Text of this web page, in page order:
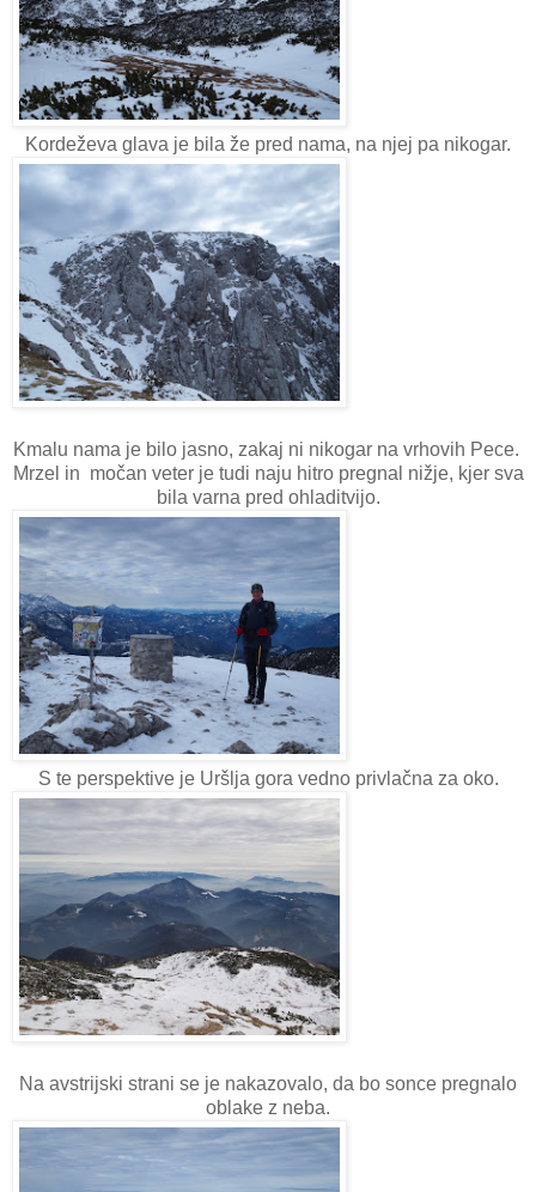
Kordeževa glava je bila že pred nama, na njej pa nikogar.
Kmalu nama je bilo jasno, zakaj ni nikogar na vrhovih Pece.
Mrzel in močan veter je tudi naju hitro pregnal nižje, kjer sva
bila varna pred ohladitvijo.
S te perspektive je Uršlja gora vedno privlačna za oko.
Na avstrijski strani se je nakazovalo, da bo sonce pregnalo
oblake z neba.